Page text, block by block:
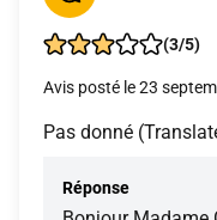
(3/5)
Avis posté le 23
Pas donné
Réponse